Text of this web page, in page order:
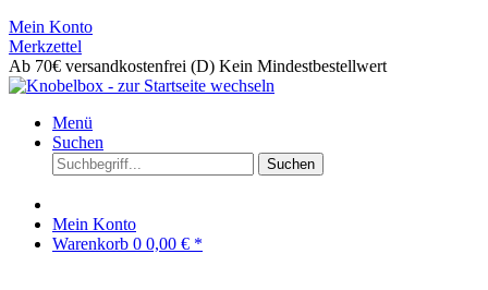
Mein Konto
Merkzettel
Ab 70€ versandkostenfrei (D) Kein Mindestbestellwert
Menü
Suchen
Suchen
Mein Konto
Warenkorb 0 0,00 € *